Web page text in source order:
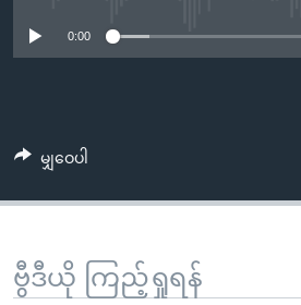
ရှာဖွေ
နေရာ
သို့
0:00
မျှဝေပါ
ဗွီဒီယို ကြည့်ရှုရန်